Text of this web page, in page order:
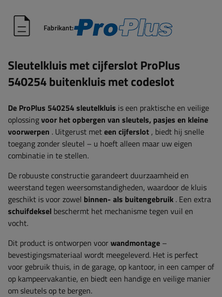
Fabrikant:
Sleutelkluis met cijferslot ProPlus
540254 buitenkluis met codeslot
De ProPlus 540254 sleutelkluis is een praktische en veilige
oplossingvoor het opbergen van sleutels, pasjes en kleine
voorwerpen . Uitgerust meteen cijferslot , biedt hij snelle
toegang zonder sleutel – u hoeft alleen maar uw eigen
combinatie in te stellen.
De robuuste constructie garandeert duurzaamheid en
weerstand tegen weersomstandigheden, waardoor de kluis
geschikt is voor zowel binnen- als buitengebruik . Een extra
schuifdeksel beschermt het mechanisme tegen vuil en
vocht.
Dit product is ontworpen voorwandmontage –
bevestigingsmateriaal wordt meegeleverd. Het is perfect
voor gebruik thuis, in de garage, op kantoor, in een camper of
op kampeervakantie, en biedt een handige en veilige manier
om sleutels op te bergen.